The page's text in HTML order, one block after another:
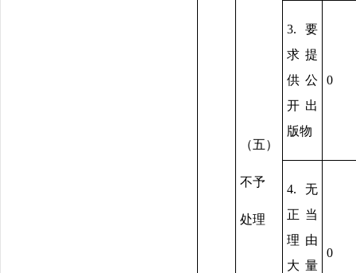
（五）
不予
处理
3.要
求提
供公
开出
版物
0
4.无
正当
理由
大量
0